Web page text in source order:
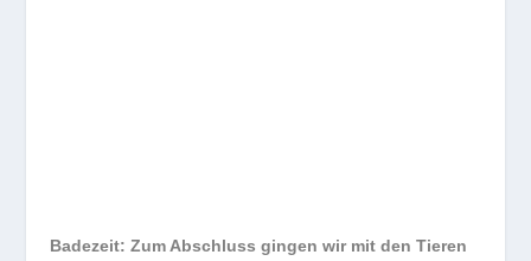
Badezeit: Zum Abschluss gingen wir mit den Tieren